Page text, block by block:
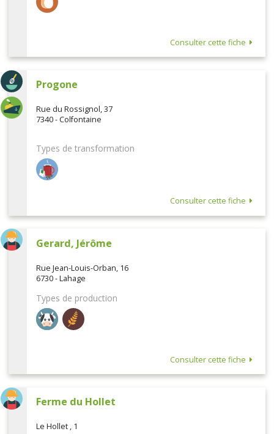
Consulter cette fiche
Progone
Rue du Rossignol, 37
7340 - Colfontaine
Types de transformation
Consulter cette fiche
Gerard, Jérôme
Rue Jean-Louis-Orban, 16
6730 - Lahage
Types de production
Consulter cette fiche
Ferme du Hollet
Le Hollet , 1